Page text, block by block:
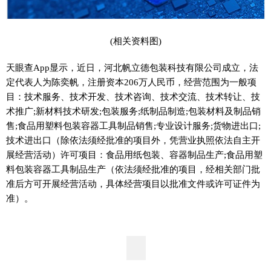
(相关资料图)
天眼查App显示，近日，河北帆立德包装科技有限公司成立，法
定代表人为陈奕帆，注册资本206万人民币，经营范围为一般项
目：技术服务、技术开发、技术咨询、技术交流、技术转让、技
术推广;新材料技术研发;包装服务;纸制品制造;包装材料及制品销
售;食品用塑料包装容器工具制品销售;专业设计服务;货物进出口;
技术进出口（除依法须经批准的项目外，凭营业执照依法自主开
展经营活动）许可项目：食品用纸包装、容器制品生产;食品用塑
料包装容器工具制品生产（依法须经批准的项目，经相关部门批
准后方可开展经营活动，具体经营项目以批准文件或许可证件为
准）。